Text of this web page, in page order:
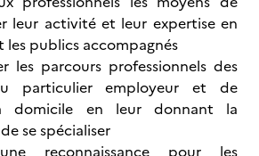
leur activité et leur expertise en
les publics accompagnés
les parcours professionnels des
particulier employeur et de
domicile en leur donnant la
se spécialiser
reconnaissance pour les